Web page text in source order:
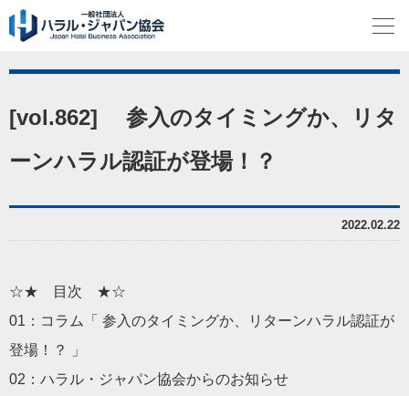
[vol.862] 参入のタイミングか、リタ
ーンハラル認証が登場！？
2022.02.22
☆★ 目次 ★☆
01：コラム「 参入のタイミングか、リターンハラル認証が
登場！？ 」
02：ハラル・ジャパン協会からのお知らせ